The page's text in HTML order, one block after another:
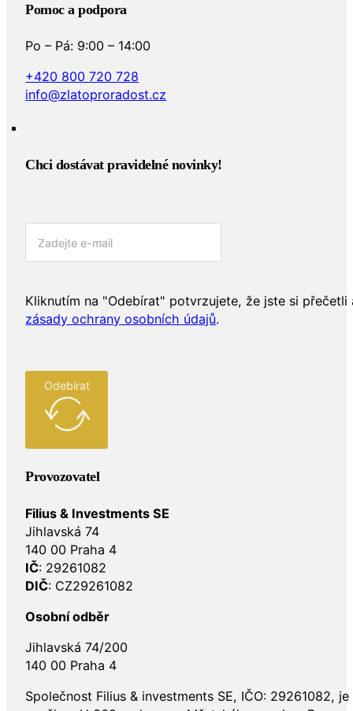
Pomoc a podpora
Po – Pá: 9:00 – 14:00
+420 800 720 728
info@zlatoproradost.cz
Chci dostávat pravidelné novinky!​
Kliknutím na "Odebírat" potvrzujete, že jste si přečetli
zásady ochrany osobních údajů.
Odebírat
Provozovatel
Filius & Investments SE
Jihlavská 74
140 00 Praha 4
IČ: 29261082
DIČ: CZ29261082
Osobní odběr
Jihlavská 74/200
140 00 Praha 4
Společnost Filius & investments SE, IČO: 29261082,